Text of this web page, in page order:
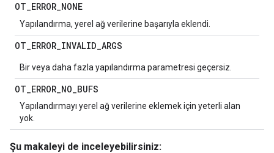
OT_ERROR_NONE
Yapılandırma, yerel ağ verilerine başarıyla eklendi.
OT_ERROR_INVALID_ARGS
Bir veya daha fazla yapılandırma parametresi geçersiz.
OT_ERROR_NO_BUFS
Yapılandırmayı yerel ağ verilerine eklemek için yeterli alan
yok.
Şu makaleyi de inceleyebilirsiniz: